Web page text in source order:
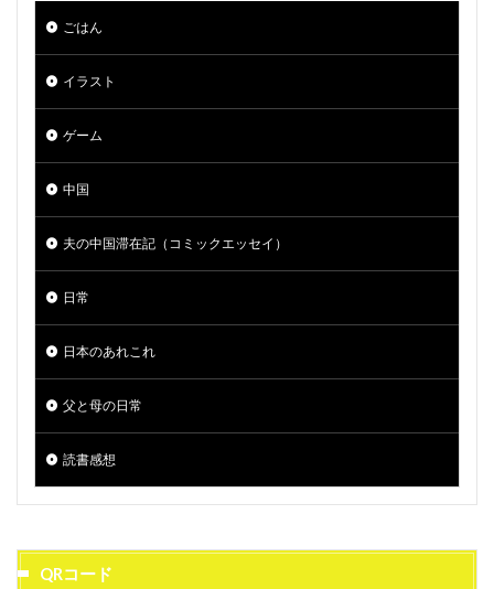
ごはん
イラスト
ゲーム
中国
夫の中国滞在記（コミックエッセイ）
日常
日本のあれこれ
父と母の日常
読書感想
QRコード